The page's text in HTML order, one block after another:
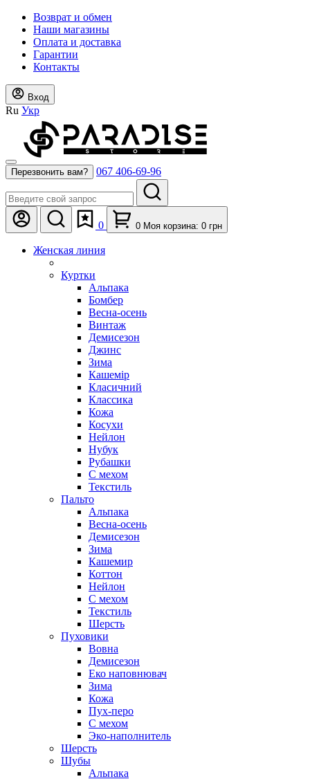
Возврат и обмен
Наши магазины
Оплата и доставка
Гарантии
Контакты
Вход
Ru Укр
Перезвонить вам? 067 406-69-96
0 0 Моя корзина: 0 грн
Женская линия
Куртки
Альпака
Бомбер
Весна-осень
Винтаж
Демисезон
Джинс
Зима
Кашемір
Класичний
Классика
Кожа
Косухи
Нейлон
Нубук
Рубашки
С мехом
Текстиль
Пальто
Альпака
Весна-осень
Демисезон
Зима
Кашемир
Коттон
Нейлон
С мехом
Текстиль
Шерсть
Пуховики
Вовна
Демисезон
Еко наповнювач
Зима
Кожа
Пух-перо
С мехом
Эко-наполнитель
Шерсть
Шубы
Альпака